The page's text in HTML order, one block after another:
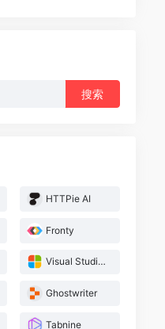
HTTPie AI
Fronty
Visual Studio IntelliCode
Ghostwriter
Tabnine